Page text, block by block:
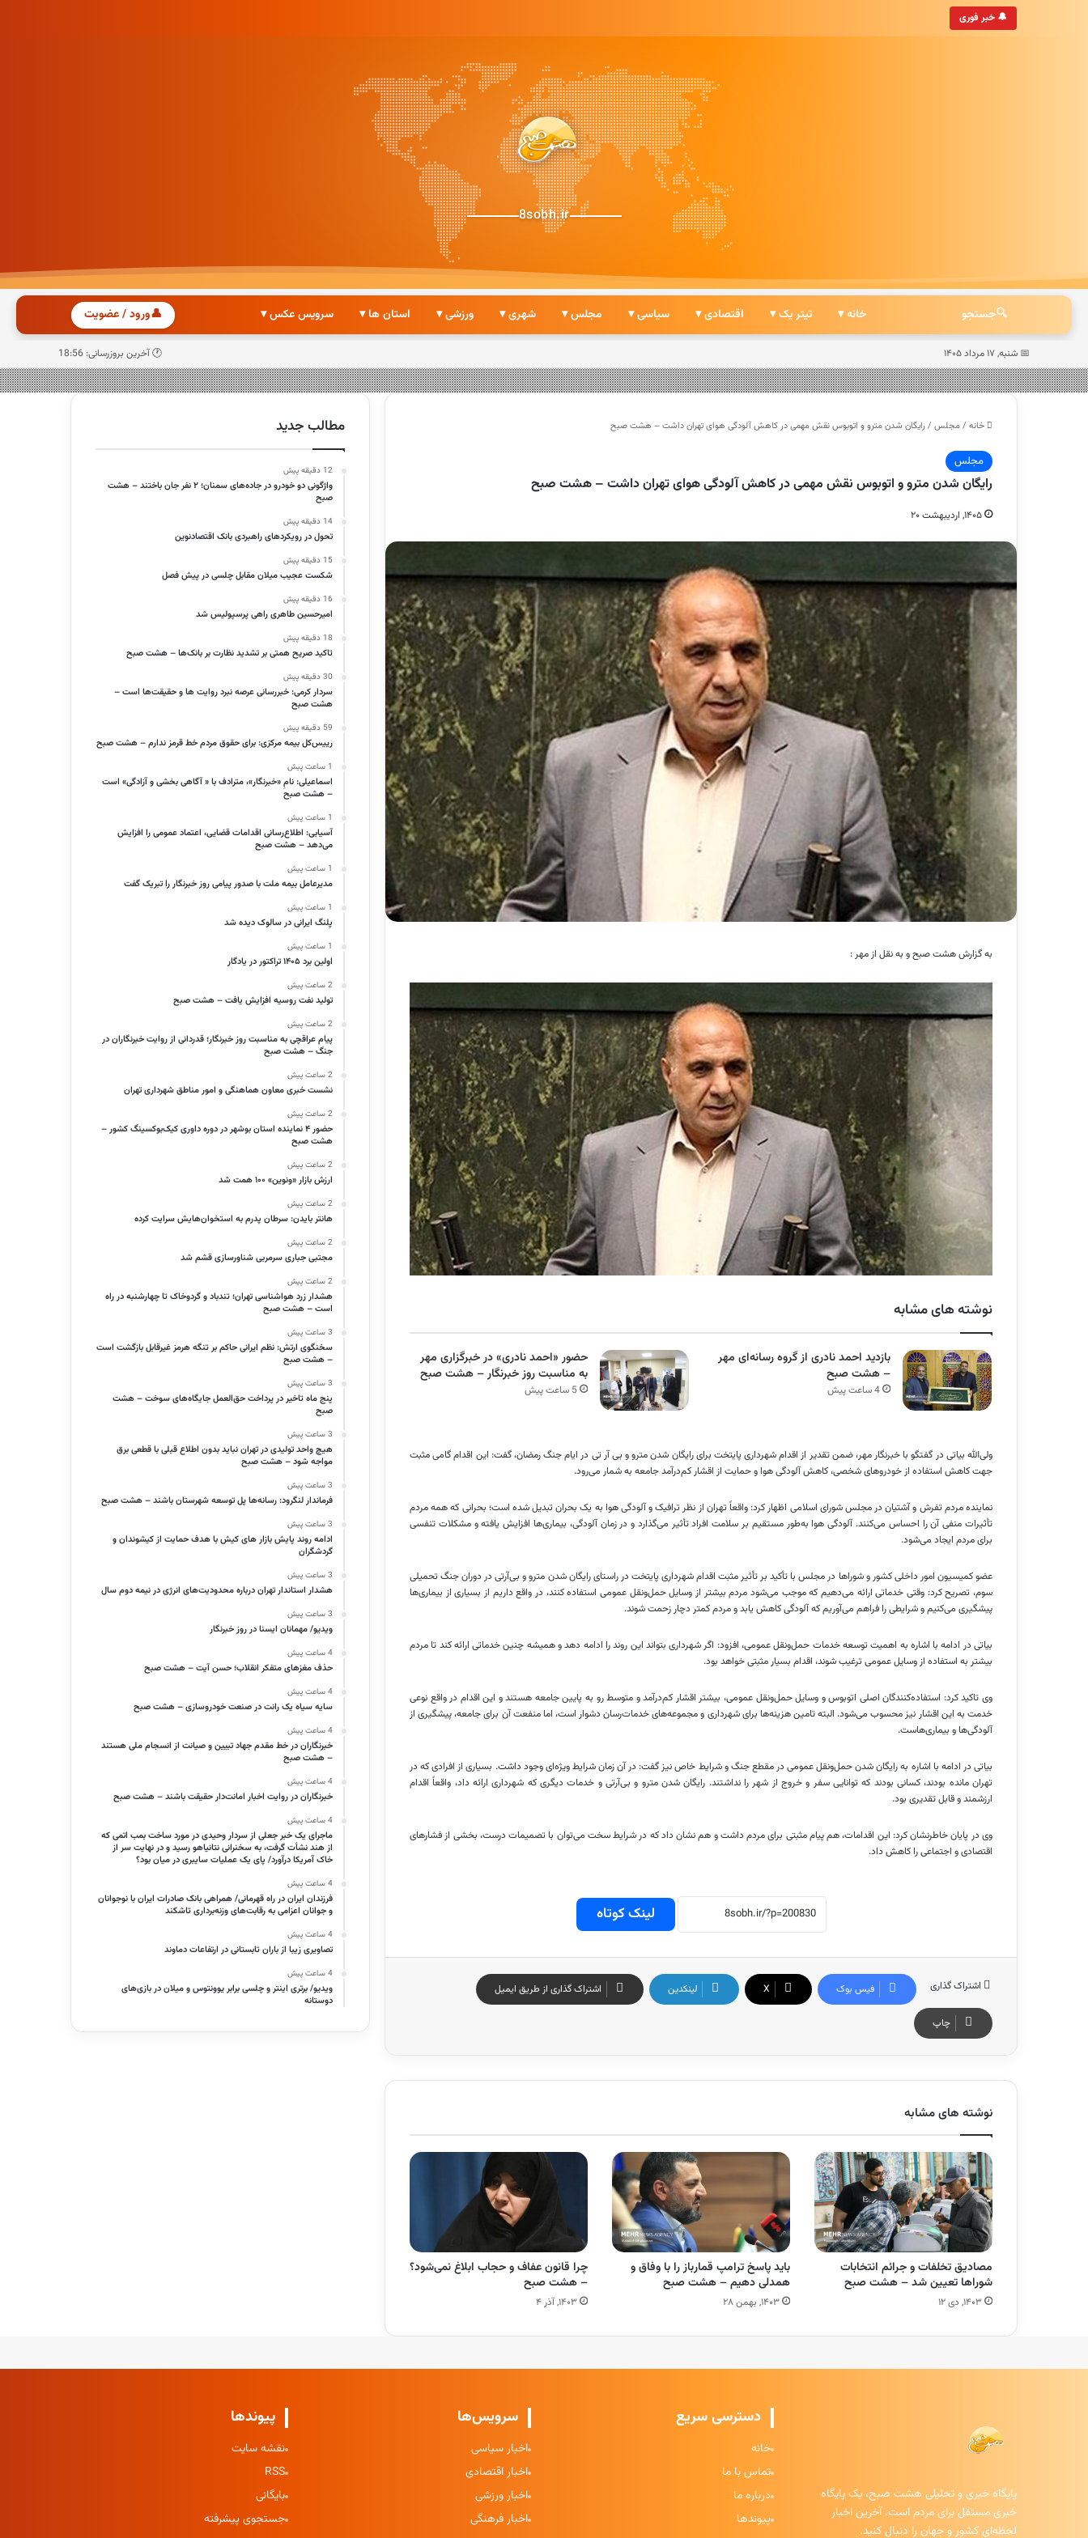
🔔 خبر فوری
• به‌روزترین خبرگزاری ایرانی
8sobh.ir
🔍جستجو خانه ▾ تیتر یک ▾ اقتصادی ▾ سیاسی ▾ مجلس ▾ شهری ▾ ورزشی ▾ استان ها ▾ سرویس عکس ▾ 👤ورود / عضویت
📅 شنبه, ۱۷ مرداد ۱۴۰۵ 🕐 آخرین بروزرسانی: 18:56
خانه /مجلس /رایگان شدن مترو و اتوبوس نقش مهمی در کاهش آلودگی هوای تهران داشت – هشت صبح
مجلس
رایگان شدن مترو و اتوبوس نقش مهمی در کاهش آلودگی هوای تهران داشت – هشت صبح
۱۴۰۵, اردیبهشت ۲۰
به گزارش هشت صبح و به نقل از مهر :
نوشته های مشابه
بازدید احمد نادری از گروه رسانه‌ای مهر
– هشت صبح
4 ساعت پیش
حضور «احمد نادری» در خبرگزاری مهر
به مناسبت روز خبرنگار – هشت صبح
5 ساعت پیش
ولی‌الله بیاتی در گفتگو با خبرنگار مهر، ضمن تقدیر از اقدام شهرداری پایتخت برای رایگان شدن مترو و بی آر تی در ایام جنگ رمضان، گفت: این اقدام گامی مثبت
جهت کاهش استفاده از خودروهای شخصی، کاهش آلودگی هوا و حمایت از اقشار کم‌درآمد جامعه به شمار می‌رود.
نماینده مردم تفرش و آشتیان در مجلس شورای اسلامی اظهار کرد: واقعاً تهران از نظر ترافیک و آلودگی هوا به یک بحران تبدیل شده است؛ بحرانی که همه مردم
تأثیرات منفی آن را احساس می‌کنند. آلودگی هوا به‌طور مستقیم بر سلامت افراد تأثیر می‌گذارد و در زمان آلودگی، بیماری‌ها افزایش یافته و مشکلات تنفسی
برای مردم ایجاد می‌شود.
عضو کمیسیون امور داخلی کشور و شوراها در مجلس با تأکید بر تأثیر مثبت اقدام شهرداری پایتخت در راستای رایگان شدن مترو و بی‌آرتی در دوران جنگ تحمیلی
سوم، تصریح کرد: وقتی خدماتی ارائه می‌دهیم که موجب می‌شود مردم بیشتر از وسایل حمل‌ونقل عمومی استفاده کنند، در واقع داریم از بسیاری از بیماری‌ها
پیشگیری می‌کنیم و شرایطی را فراهم می‌آوریم که آلودگی کاهش یابد و مردم کمتر دچار زحمت شوند.
بیاتی در ادامه با اشاره به اهمیت توسعه خدمات حمل‌ونقل عمومی، افزود: اگر شهرداری بتواند این روند را ادامه دهد و همیشه چنین خدماتی ارائه کند تا مردم
بیشتر به استفاده از وسایل عمومی ترغیب شوند، اقدام بسیار مثبتی خواهد بود.
وی تاکید کرد: استفاده‌کنندگان اصلی اتوبوس و وسایل حمل‌ونقل عمومی، بیشتر اقشار کم‌درآمد و متوسط رو به پایین جامعه هستند و این اقدام در واقع نوعی
خدمت به این اقشار نیز محسوب می‌شود. البته تامین هزینه‌ها برای شهرداری و مجموعه‌های خدمات‌رسان دشوار است، اما منفعت آن برای جامعه، پیشگیری از
آلودگی‌ها و بیماری‌هاست.
بیاتی در ادامه با اشاره به رایگان شدن حمل‌ونقل عمومی در مقطع جنگ و شرایط خاص نیز گفت: در آن زمان شرایط ویژه‌ای وجود داشت. بسیاری از افرادی که در
تهران مانده بودند، کسانی بودند که توانایی سفر و خروج از شهر را نداشتند. رایگان شدن مترو و بی‌آرتی و خدمات دیگری که شهرداری ارائه داد، واقعاً اقدام
ارزشمند و قابل تقدیری بود.
وی در پایان خاطرنشان کرد: این اقدامات، هم پیام مثبتی برای مردم داشت و هم نشان داد که در شرایط سخت می‌توان با تصمیمات درست، بخشی از فشارهای
اقتصادی و اجتماعی را کاهش داد.
لینک کوتاه
اشتراک گذاری فیس بوک X لینکدین اشتراک گذاری از طریق ایمیل
چاپ
نوشته های مشابه
مصادیق تخلفات و جرائم انتخابات
شوراها تعیین شد – هشت صبح
۱۴۰۳, دی ۱۲
باید پاسخ ترامپ قمارباز را با وفاق و
همدلی دهیم – هشت صبح
۱۴۰۳, بهمن ۲۸
چرا قانون عفاف و حجاب ابلاغ نمی‌شود؟
– هشت صبح
۱۴۰۳, آذر ۴
مطالب جدید
12 دقیقه پیش
واژگونی دو خودرو در جاده‌های سمنان؛ ۲ نفر جان باختند – هشت
صبح
14 دقیقه پیش
تحول در رویکردهای راهبردی بانک اقتصادنوین
15 دقیقه پیش
شکست عجیب میلان مقابل چلسی در پیش فصل
16 دقیقه پیش
امیرحسین طاهری راهی پرسپولیس شد
18 دقیقه پیش
تاکید صریح همتی بر تشدید نظارت بر بانک‌ها – هشت صبح
30 دقیقه پیش
سردار کرمی: خبررسانی عرصه نبرد روایت ها و حقیقت‌ها است –
هشت صبح
59 دقیقه پیش
رییس‌کل بیمه مرکزی: برای حقوق مردم خط قرمز ندارم – هشت صبح
1 ساعت پیش
اسماعیلی: نامِ «خبرنگار»، مترادف با « آگاهی بخشی و آزادگی» است
– هشت صبح
1 ساعت پیش
آسیابی: اطلاع‌رسانی اقدامات قضایی، اعتماد عمومی را افزایش
می‌دهد – هشت صبح
1 ساعت پیش
مدیرعامل بیمه ملت با صدور پیامی روز خبرنگار را تبریک گفت
1 ساعت پیش
پلنگ ایرانی در سالوک دیده شد
1 ساعت پیش
اولین برد ۱۴۰۵ تراکتور در یادگار
2 ساعت پیش
تولید نفت روسیه افزایش یافت – هشت صبح
2 ساعت پیش
پیام عراقچی به مناسبت روز خبرنگار؛ قدردانی از روایت خبرنگاران در
جنگ – هشت صبح
2 ساعت پیش
نشست خبری معاون هماهنگی و امور مناطق شهرداری تهران
2 ساعت پیش
حضور ۴ نماینده استان بوشهر در دوره داوری کیک‌بوکسینگ کشور –
هشت صبح
2 ساعت پیش
ارزش بازار «ونوین» ۱۰۰ همت شد
2 ساعت پیش
هانتر بایدن: سرطان پدرم به استخوان‌هایش سرایت کرده
2 ساعت پیش
مجتبی جباری سرمربی شناورسازی قشم شد
2 ساعت پیش
هشدار زرد هواشناسی تهران؛ تندباد و گردوخاک تا چهارشنبه در راه
است – هشت صبح
3 ساعت پیش
سخنگوی ارتش: نظم ایرانی حاکم بر تنگه هرمز غیرقابل بازگشت است
– هشت صبح
3 ساعت پیش
پنج ماه تاخیر در پرداخت حق‌العمل جایگاه‌های سوخت – هشت
صبح
3 ساعت پیش
هیچ واحد تولیدی در تهران نباید بدون اطلاع قبلی با قطعی برق
مواجه شود – هشت صبح
3 ساعت پیش
فرماندار لنگرود: رسانه‌ها پل توسعه شهرستان باشند – هشت صبح
3 ساعت پیش
ادامه روند پایش بازار های کیش با هدف حمایت از کیشوندان و
گردشگران
3 ساعت پیش
هشدار استاندار تهران درباره محدودیت‌های انرژی در نیمه دوم سال
3 ساعت پیش
ویدیو/ مهمانان ایسنا در روز خبرنگار
4 ساعت پیش
حذف مغزهای متفکر انقلاب؛ حسن آیت – هشت صبح
4 ساعت پیش
سایه سیاه یک رانت در صنعت خودروسازی – هشت صبح
4 ساعت پیش
خبرنگاران در خط مقدم جهاد تبیین و صیانت از انسجام ملی هستند
– هشت صبح
4 ساعت پیش
خبرنگاران در روایت اخبار امانت‌دار حقیقت باشند – هشت صبح
4 ساعت پیش
ماجرای یک خبر جعلی از سردار وحیدی در مورد ساخت بمب اتمی که
از هند نشأت گرفت، به سخنرانی نتانیاهو رسید و در نهایت سر از
خاک آمریکا درآورد/ پای یک عملیات سایبری در میان بود؟
4 ساعت پیش
فرزندان ایران در راه قهرمانی/ همراهی بانک صادرات ایران با نوجوانان
و جوانان اعزامی به رقابت‌های وزنه‌برداری تاشکند
4 ساعت پیش
تصاویری زیبا از باران تابستانی در ارتفاعات دماوند
4 ساعت پیش
ویدیو/ برتری اینتر و چلسی برابر یوونتوس و میلان در بازی‌های
دوستانه
پایگاه خبری و تحلیلی هشت صبح، یک پایگاه
خبری مستقل برای مردم است. آخرین اخبار
لحظه‌ای کشور و جهان را دنبال کنید.
دسترسی سریع
خانه
تماس با ما
درباره ما
پیوندها
سرویس‌ها
اخبار سیاسی
اخبار اقتصادی
اخبار ورزشی
اخبار فرهنگی
پیوندها
نقشه سایت
RSS
بایگانی
جستجوی پیشرفته